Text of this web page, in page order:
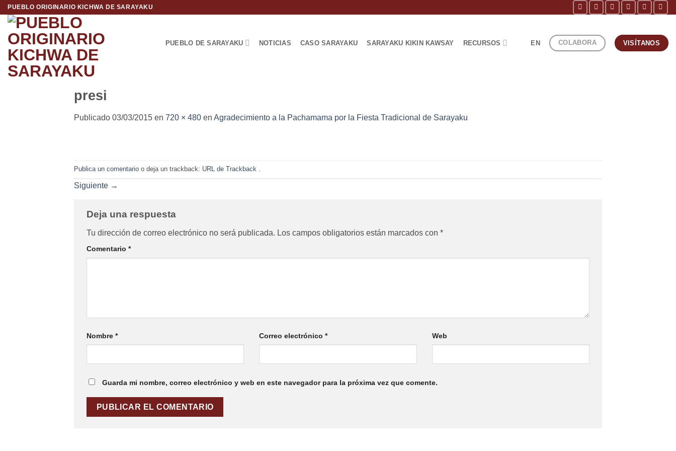
Saltar
contenido
PUEBLO ORIGINARIO KICHWA DE SARAYAKU
PUEBLO DE SARAYAKU NOTICIAS CASO SARAYAKU SARAYAKU KIKIN KAWSAY RECURSOS EN COLABORA VISÍTANOS
presi
Publicado 03/03/2015 en 720 × 480 en Agradecimiento a la Pachamama por la Fiesta Tradicional de Sarayaku
Publica un comentario o deja un trackback: URL de Trackback .
Siguiente →
Deja una respuesta
Tu dirección de correo electrónico no será publicada. Los campos obligatorios están marcados con *
Comentario *
Nombre * Correo electrónico* Web
Guarda mi nombre, correo electrónico y web en este navegador para la próxima vez que comente.